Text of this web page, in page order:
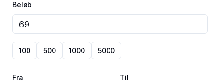
Beløb
100 500 1000 5000
Fra Til